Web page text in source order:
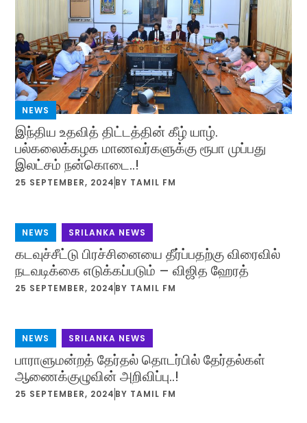
NEWS
இந்திய உதவித் திட்டத்தின் கீழ் யாழ்.
பல்கலைக்கழக மாணவர்களுக்கு ரூபா முப்பது
இலட்சம் நன்கொடை..!
25 SEPTEMBER, 2024 BY TAMIL FM
NEWS SRILANKA NEWS
கடவுச்சீட்டு பிரச்சினையை தீர்ப்பதற்கு விரைவில்
நடவடிக்கை எடுக்கப்படும் – விஜித ஹேரத்
25 SEPTEMBER, 2024 BY TAMIL FM
NEWS SRILANKA NEWS
பாராளுமன்றத் தேர்தல் தொடர்பில் தேர்தல்கள்
ஆணைக்குழுவின் அறிவிப்பு..!
25 SEPTEMBER, 2024 BY TAMIL FM